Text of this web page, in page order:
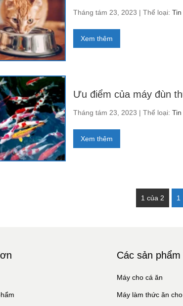
Tháng tám 23, 2023 | Thể loại:
Xem thêm
Ưu điểm của máy đùn
Tháng tám 23, 2023 | Thể loại:
Xem thêm
1 của 2 1
Các sản phẩm
Máy cho cá ăn
Máy làm thức ăn